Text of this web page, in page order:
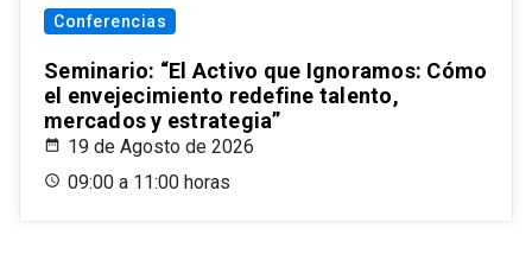
Conferencias
Seminario: “El Activo que Ignoramos: Cómo
el envejecimiento redefine talento,
mercados y estrategia”
19 de Agosto de 2026
09:00 a 11:00 horas